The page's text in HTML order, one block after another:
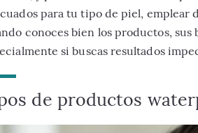
para tu tipo de piel, emplear
conoces bien los productos,
si buscas resultados
de productos